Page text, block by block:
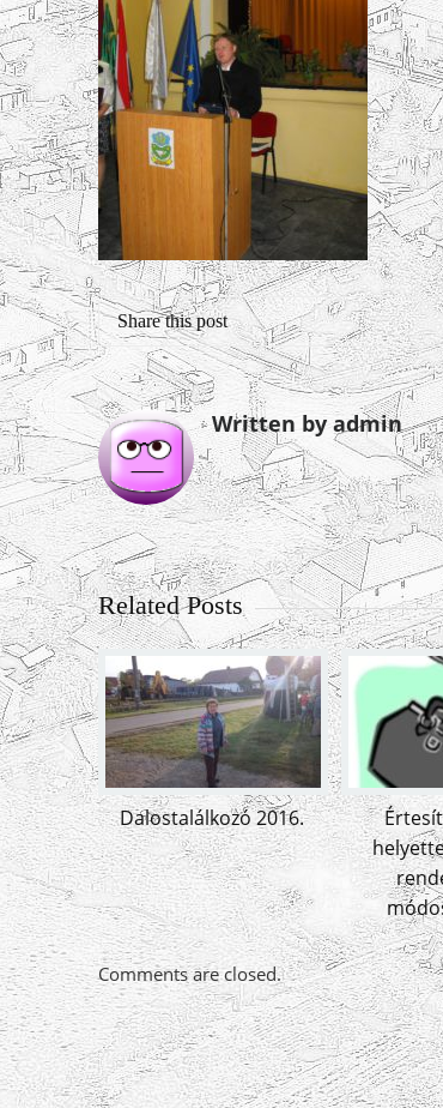
Share this post
Written by admin
Related Posts
Dalostalálkozó 2016.
Comments are closed.